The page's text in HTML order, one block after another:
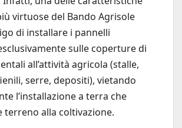
virtuose del Bando Agrisole
di installare i pannelli
sulle coperture di
all’attività agricola (stalle,
serre, depositi), vietando
l’installazione a terra che
alla coltivazione.